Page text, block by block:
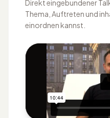
Direkt eingebundener
Thema, Auftreten und
einordnen kannst.